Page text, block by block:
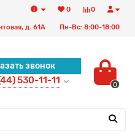
0
0
д. 61А Пн-Вс: 8:00-18:00
звонок
530-11-11 0